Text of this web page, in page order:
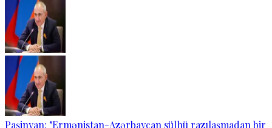
Paşinyan: "Ermənistan-Azərbaycan sülhü razılaşmadan bir